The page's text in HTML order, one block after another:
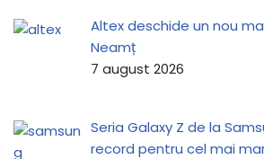
Altex deschide un nou
Neamț
7 august 2026
Seria Galaxy Z de la
record pentru cel mai